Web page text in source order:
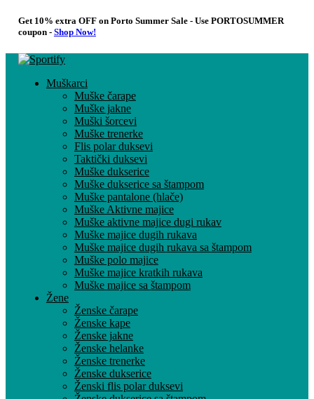
Get 10% extra OFF on Porto Summer Sale - Use PORTOSUMMER
coupon - Shop Now!
Muškarci
Muške čarape
Muške jakne
Muški šorcevi
Muške trenerke
Flis polar duksevi
Taktički duksevi
Muške dukserice
Muške dukserice sa štampom
Muške pantalone (hlače)
Muške Aktivne majice
Muške aktivne majice dugi rukav
Muške majice dugih rukava
Muške majice dugih rukava sa štampom
Muške polo majice
Muške majice kratkih rukava
Muške majice sa štampom
Žene
Ženske čarape
Ženske kape
Ženske jakne
Ženske helanke
Ženske trenerke
Ženske dukserice
Ženski flis polar duksevi